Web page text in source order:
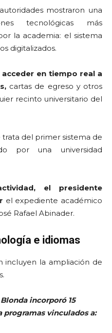
mostraron una
tecnológicas más
la academia: el sistema
digitalizados.
en tiempo real a
cartas de egreso y otros
recinto universitario del
trata del primer sistema de
por una universidad
el presidente
el expediente académico
Rafael Abinader.
e idiomas
incluyen la ampliación de
incorporó 15
programas vinculados a: